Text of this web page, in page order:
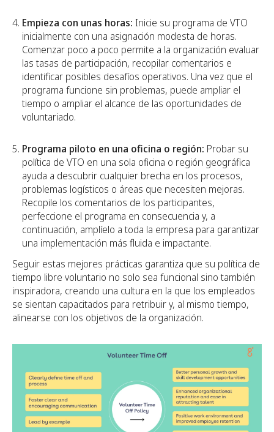
Empieza con unas horas: Inicie su programa de VTO
inicialmente con una asignación modesta de horas.
Comenzar poco a poco permite a la organización evaluar
las tasas de participación, recopilar comentarios e
identificar posibles desafíos operativos. Una vez que el
programa funcione sin problemas, puede ampliar el
tiempo o ampliar el alcance de las oportunidades de
voluntariado.
Programa piloto en una oficina o región: Probar su
política de VTO en una sola oficina o región geográfica
ayuda a descubrir cualquier brecha en los procesos,
problemas logísticos o áreas que necesiten mejoras.
Recopile los comentarios de los participantes,
perfeccione el programa en consecuencia y, a
continuación, amplíelo a toda la empresa para garantizar
una implementación más fluida e impactante.
Seguir estas mejores prácticas garantiza que su política de
tiempo libre voluntario no solo sea funcional sino también
inspiradora, creando una cultura en la que los empleados
se sientan capacitados para retribuir y, al mismo tiempo,
alinearse con los objetivos de la organización.